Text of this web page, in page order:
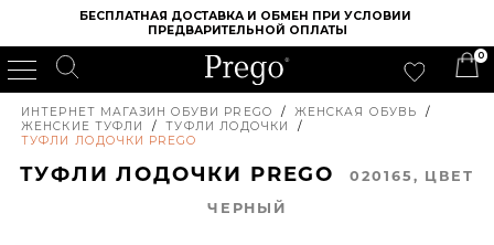
БЕСПЛАТНАЯ ДОСТАВКА И ОБМЕН ПРИ УСЛОВИИ
ПРЕДВАРИТЕЛЬНОЙ ОПЛАТЫ
0
ИНТЕРНЕТ МАГАЗИН ОБУВИ PREGO / ЖЕНСКАЯ ОБУВЬ
/
ЖЕНСКИЕ ТУФЛИ
/ ТУФЛИ ЛОДОЧКИ
/
ТУФЛИ ЛОДОЧКИ PREGO
ТУФЛИ ЛОДОЧКИ PREGO
020165, ЦВЕТ
ЧЕРНЫЙ